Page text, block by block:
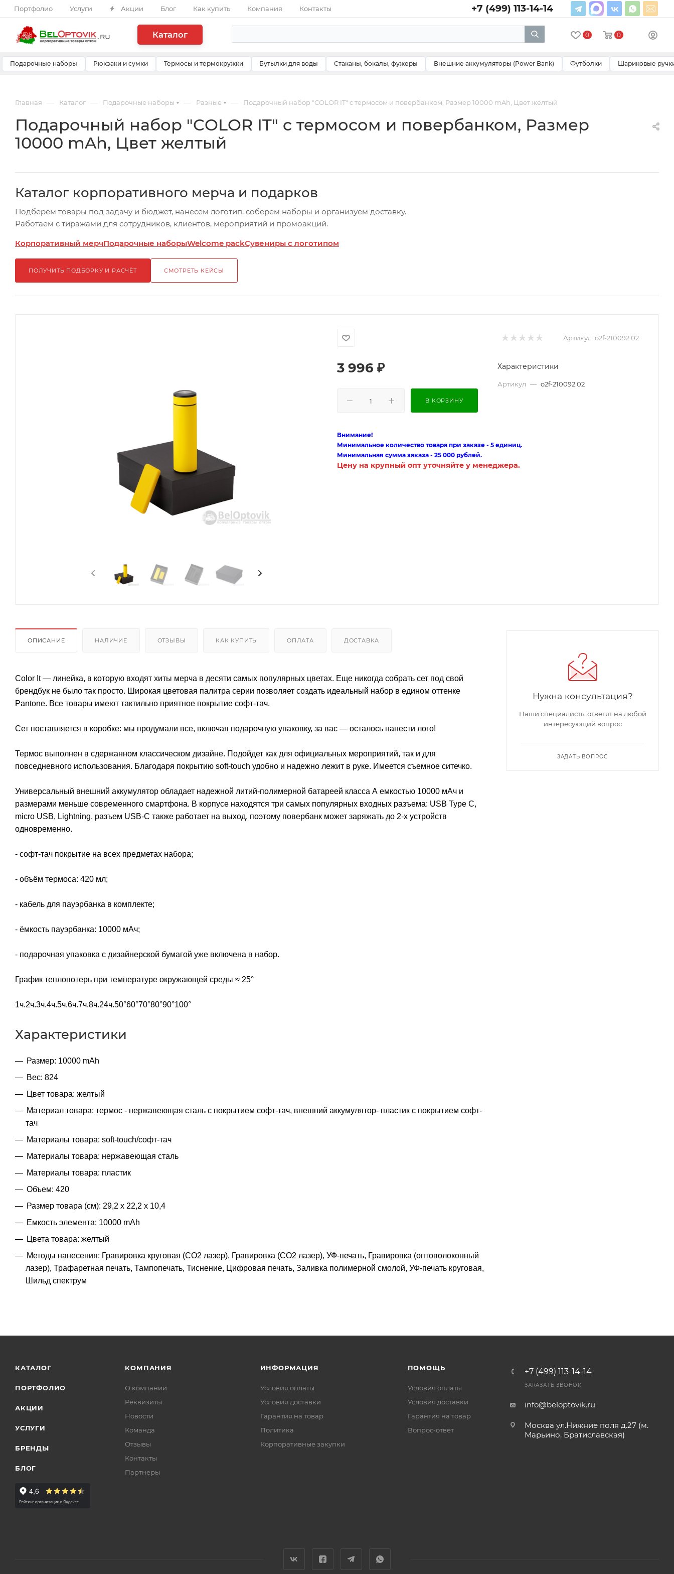
Портфолио Услуги Акции Блог Как купить Компания Контакты +7 (499) 113-14-14
Каталог 0 0
Подарочные наборы Рюкзаки и сумки Термосы и термокружки Бутылки для воды Стаканы, бокалы, фужеры Внешние аккумуляторы (Power Bank) Футболки Шариковые
Главная — Каталог — Подарочные наборы — Разные — Подарочный набор "COLOR IT" c термосом и повербанком, Размер 10000 mAh, Цвет желтый
Подарочный набор "COLOR IT" c термосом и повербанком, Размер
10000 mAh, Цвет желтый
Каталог корпоративного мерча и подарков
Подберём товары под задачу и бюджет, нанесём логотип, соберём наборы и организуем доставку.
Работаем с тиражами для сотрудников, клиентов, мероприятий и промоакций.
Корпоративный мерчПодарочные наборыWelcome packСувениры с логотипом
ПОЛУЧИТЬ ПОДБОРКУ И РАСЧЁТ СМОТРЕТЬ КЕЙСЫ
Артикул: o2f-210092.02
3 996 ₽
В КОРЗИНУ
Характеристики
Артикул — o2f-210092.02
Внимание!
Минимальное количество товара при заказе - 5 единиц.
Минимальная сумма заказа - 25 000 рублей.
Цену на крупный опт уточняйте у менеджера.
ОПИСАНИЕ НАЛИЧИЕ ОТЗЫВЫ КАК КУПИТЬ ОПЛАТА ДОСТАВКА
Color It — линейка, в которую входят хиты мерча в десяти самых популярных цветах. Еще никогда собрать сет под свой
брендбук не было так просто. Широкая цветовая палитра серии позволяет создать идеальный набор в едином оттенке
Pantone. Все товары имеют тактильно приятное покрытие софт-тач.
Сет поставляется в коробке: мы продумали все, включая подарочную упаковку, за вас — осталось нанести лого!
Термос выполнен в сдержанном классическом дизайне. Подойдет как для официальных мероприятий, так и для
повседневного использования. Благодаря покрытию soft-touch удобно и надежно лежит в руке. Имеется съемное ситечко.
Универсальный внешний аккумулятор обладает надежной литий-полимерной батареей класса А емкостью 10000 мАч и
размерами меньше современного смартфона. В корпусе находятся три самых популярных входных разъема: USB Type C,
micro USB, Lightning, разъем USB-C также работает на выход, поэтому повербанк может заряжать до 2-х устройств
одновременно.
- софт-тач покрытие на всех предметах набора;
- объём термоса: 420 мл;
- кабель для пауэрбанка в комплекте;
- ёмкость пауэрбанка: 10000 мАч;
- подарочная упаковка с дизайнерской бумагой уже включена в набор.
График теплопотерь при температуре окружающей среды ≈ 25°
1ч.2ч.3ч.4ч.5ч.6ч.7ч.8ч.24ч.50°60°70°80°90°100°
Характеристики
Размер: 10000 mAh
Вес: 824
Цвет товара: желтый
Материал товара: термос - нержавеющая cталь с покрытием софт-тач, внешний аккумулятор- пластик с покрытием софт-
тач
Материалы товара: soft-touch/софт-тач
Материалы товара: нержавеющая cталь
Материалы товара: пластик
Объем: 420
Размер товара (см): 29,2 х 22,2 х 10,4
Емкость элемента: 10000 mAh
Цвета товара: желтый
Методы нанесения: Гравировка круговая (CO2 лазер), Гравировка (CO2 лазер), УФ-печать, Гравировка (оптоволоконный
лазер), Трафаретная печать, Тампопечать, Тиснение, Цифровая печать, Заливка полимерной смолой, УФ-печать круговая,
Шильд спектрум
Нужна консультация?
Наши специалисты ответят на любой
интересующий вопрос
ЗАДАТЬ ВОПРОС
КАТАЛОГ
ПОРТФОЛИО
АКЦИИ
УСЛУГИ
БРЕНДЫ
БЛОГ
КОМПАНИЯ
О компании
Реквизиты
Новости
Команда
Отзывы
Контакты
Партнеры
ИНФОРМАЦИЯ
Условия оплаты
Условия доставки
Гарантия на товар
Политика
Корпоративные закупки
ПОМОЩЬ
Условия оплаты
Условия доставки
Гарантия на товар
Вопрос-ответ
+7 (499) 113-14-14
ЗАКАЗАТЬ ЗВОНОК
info@beloptovik.ru
Москва ул.Нижние поля д.27 (м.
Марьино, Братиславская)